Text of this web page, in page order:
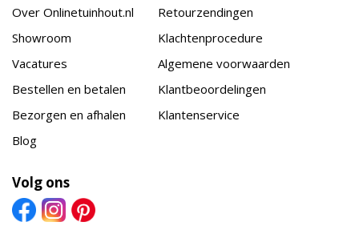
Over Onlinetuinhout.nl
Showroom
Vacatures
Bestellen en betalen
Bezorgen en afhalen
Blog
Retourzendingen
Klachtenprocedure
Algemene voorwaarden
Klantbeoordelingen
Klantenservice
Volg ons